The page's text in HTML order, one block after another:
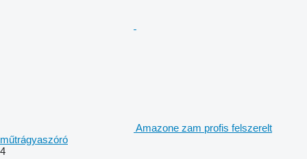
Amazone zam profis felszerelt
műtrágyaszóró
4